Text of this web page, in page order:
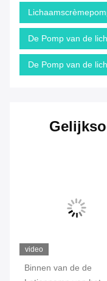
De Pomp van de
De Pomp van de
video
Binnen van de de